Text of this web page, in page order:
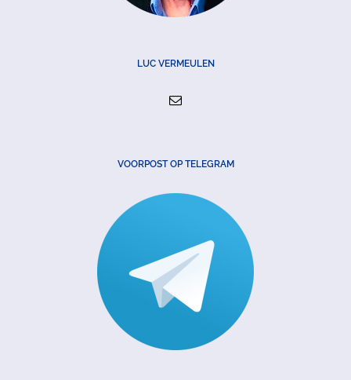
LUC VERMEULEN
VOORPOST OP TELEGRAM